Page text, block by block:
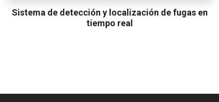
Sistema de detección y localización de fugas en
tiempo real